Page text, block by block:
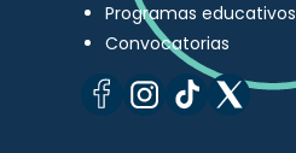
Programas educativos
Convocatorias